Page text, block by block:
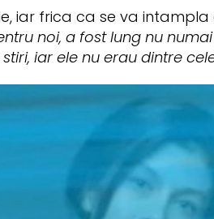
iar frica ca se va
noi, a fost lung nu
iar ele nu erau dintre